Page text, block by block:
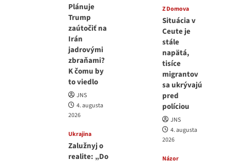
Plánuje
Trump
zaútočiť na
Irán
jadrovými
zbraňami?
K čomu by
to viedlo
JNS
4. augusta
2026
Ukrajina
Zalužnyj o
realite: „Do
Z Domova
Situácia v
Ceute je
stále
napätá,
tisíce
migrantov
sa ukrývajú
pred
políciou
JNS
4. augusta
2026
Názor